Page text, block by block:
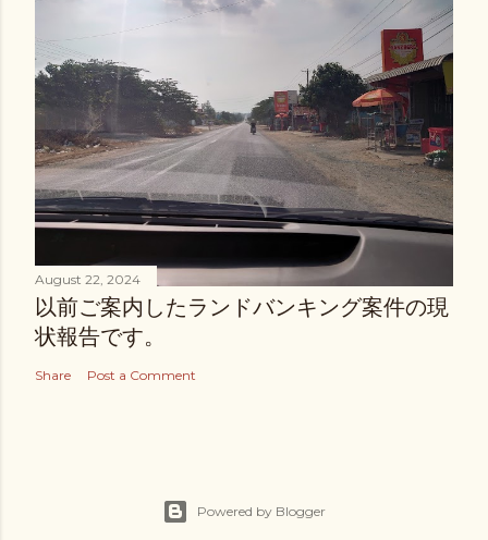
August 22, 2024
以前ご案内したランドバンキング案件の現
状報告です。
Share Post a Comment
Powered by Blogger